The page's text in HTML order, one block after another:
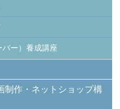
ー）養成講座
制作・ネットショップ構